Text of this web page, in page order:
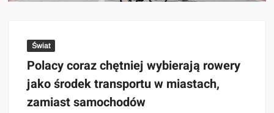
Świat
Polacy coraz chętniej wybierają rowery
jako środek transportu w miastach,
zamiast samochodów